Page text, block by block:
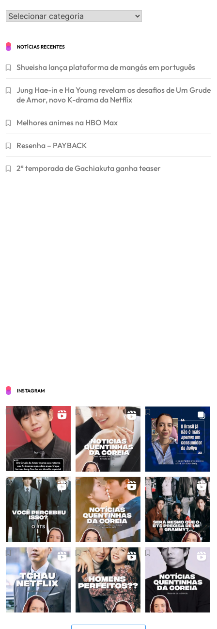
Categorias
NOTÍCIAS RECENTES
Shueisha lança plataforma de mangás em português
Jung Hae-in e Ha Young revelam os desafios de Um Grude
de Amor, novo K-drama da Netflix
Melhores animes na HBO Max
Resenha – PAYBACK
2ª temporada de Gachiakuta ganha teaser
INSTAGRAM